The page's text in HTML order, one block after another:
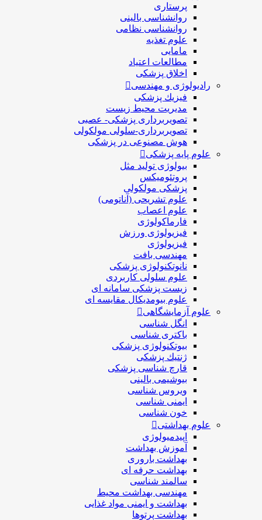
پرستاری
روانشناسی بالینی
روانشناسی نظامی
علوم تغذیه
مامایی
مطالعات اعتیاد
اخلاق پزشکی
رادیولوژی و مهندسی
فيزيك پزشکی
مدیریت محیط زیست
تصویربرداری پزشکی- عصبی
تصویربرداری-سلولی مولکولی
هوش مصنوعی در پزشکی
علوم پایه پزشکی
بیولوژی تولید مثل
پروتئومیکس
پزشکی مولکولی
علوم تشریحی (آناتومی)
علوم اعصاب
فارماکولوژی
فیزیولوژی ورزش
فیزیولوژی
مهندسی بافت
نانوتکنولوژی پزشکی
علوم سلولی کاربردی
زیست پزشکی سامانه ای
علوم بیومدیکال مقایسه ای
علوم آزمایشگاهی
انگل شناسی
باکتری شناسی
بیوتکنولوژی پزشکی
ژنتيك پزشکی
قارچ شناسی پزشكی
بیوشیمی بالینی
ویروس شناسی
ایمنی شناسی
خون شناسی
علوم بهداشتی
اپیدمیولوژی
آموزش بهداشت
بهداشت باروری
بهداشت حرفه ای
سالمند شناسی
مهندسی بهداشت محيط
بهداشت و ایمنی مواد غذایی
بهداشت پرتوها